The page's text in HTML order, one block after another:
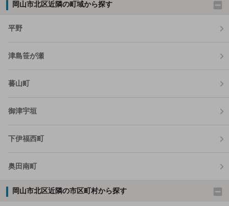
岡山市北区近隣の町域から探す
平野
津島笹が瀬
蕃山町
御津宇垣
下伊福西町
奥田南町
岡山市北区近隣の市区町村から探す